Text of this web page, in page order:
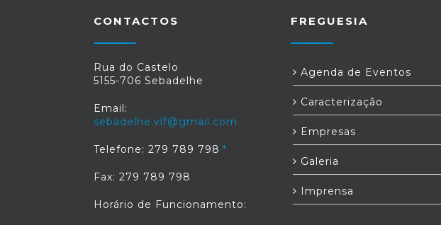
CONTACTOS
Rua do Castelo
5155-706 Sebadelhe
Email:
sebadelhe.vlf@gmail.com
Telefone: 279 789 798
Fax: 279 789 798
Horário de Funcionamento:
FREGUESIA
Agenda de Eventos
Caracterização
Empresas
Galeria
Imprensa